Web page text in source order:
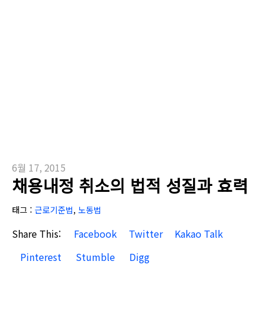
6월 17, 2015
채용내정 취소의 법적 성질과 효력
태그 : 근로기준법, 노동법
Share This: Facebook Twitter
Kakao Talk
Pinterest
Stumble Digg